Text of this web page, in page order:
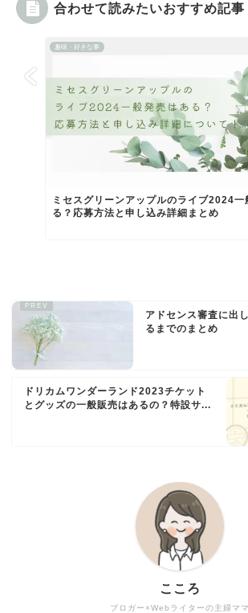
合わせて読みたいおすすめ記事
趣味・好きな事
ミセスグリーンアップルのライブ2024一
る？応募方法と申し込み詳細まとめ
アドセンス審査に出
るまでのまとめ
ドリカムワンダーランド2023チケット
とグッズの一般販売はあるの？特設サ...
ブロガー×Webライターの主婦ママ
こころ